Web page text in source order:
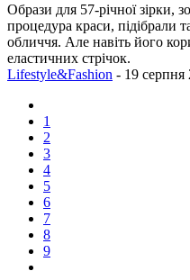
Образи для 57-річної зірки,
процедура краси, підібрали
обличчя. Але навіть його
еластичних стрічок.
Lifestyle&Fashion - 19 серпня
1
2
3
4
5
6
7
8
9